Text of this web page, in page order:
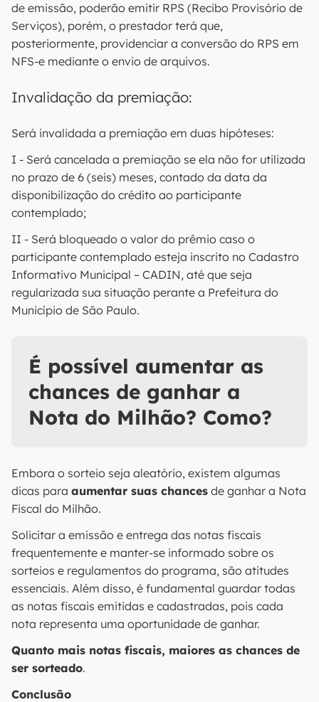
de emissão, poderão emitir RPS (Recibo Provisório de
Serviços), porém, o prestador terá que,
posteriormente, providenciar a conversão do RPS em
NFS-e mediante o envio de arquivos.
Invalidação da premiação:
Será invalidada a premiação em duas hipóteses:
I - Será cancelada a premiação se ela não for utilizada
no prazo de 6 (seis) meses, contado da data da
disponibilização do crédito ao participante
contemplado;
II - Será bloqueado o valor do prêmio caso o
participante contemplado esteja inscrito no Cadastro
Informativo Municipal – CADIN, até que seja
regularizada sua situação perante a Prefeitura do
Município de São Paulo.
É possível aumentar as
chances de ganhar a
Nota do Milhão? Como?
Embora o sorteio seja aleatório, existem algumas
dicas para aumentar suas chances de ganhar a Nota
Fiscal do Milhão.
Solicitar a emissão e entrega das notas fiscais
frequentemente e manter-se informado sobre os
sorteios e regulamentos do programa, são atitudes
essenciais. Além disso, é fundamental guardar todas
as notas fiscais emitidas e cadastradas, pois cada
nota representa uma oportunidade de ganhar.
Quanto mais notas fiscais, maiores as chances de
ser sorteado.
Conclusão